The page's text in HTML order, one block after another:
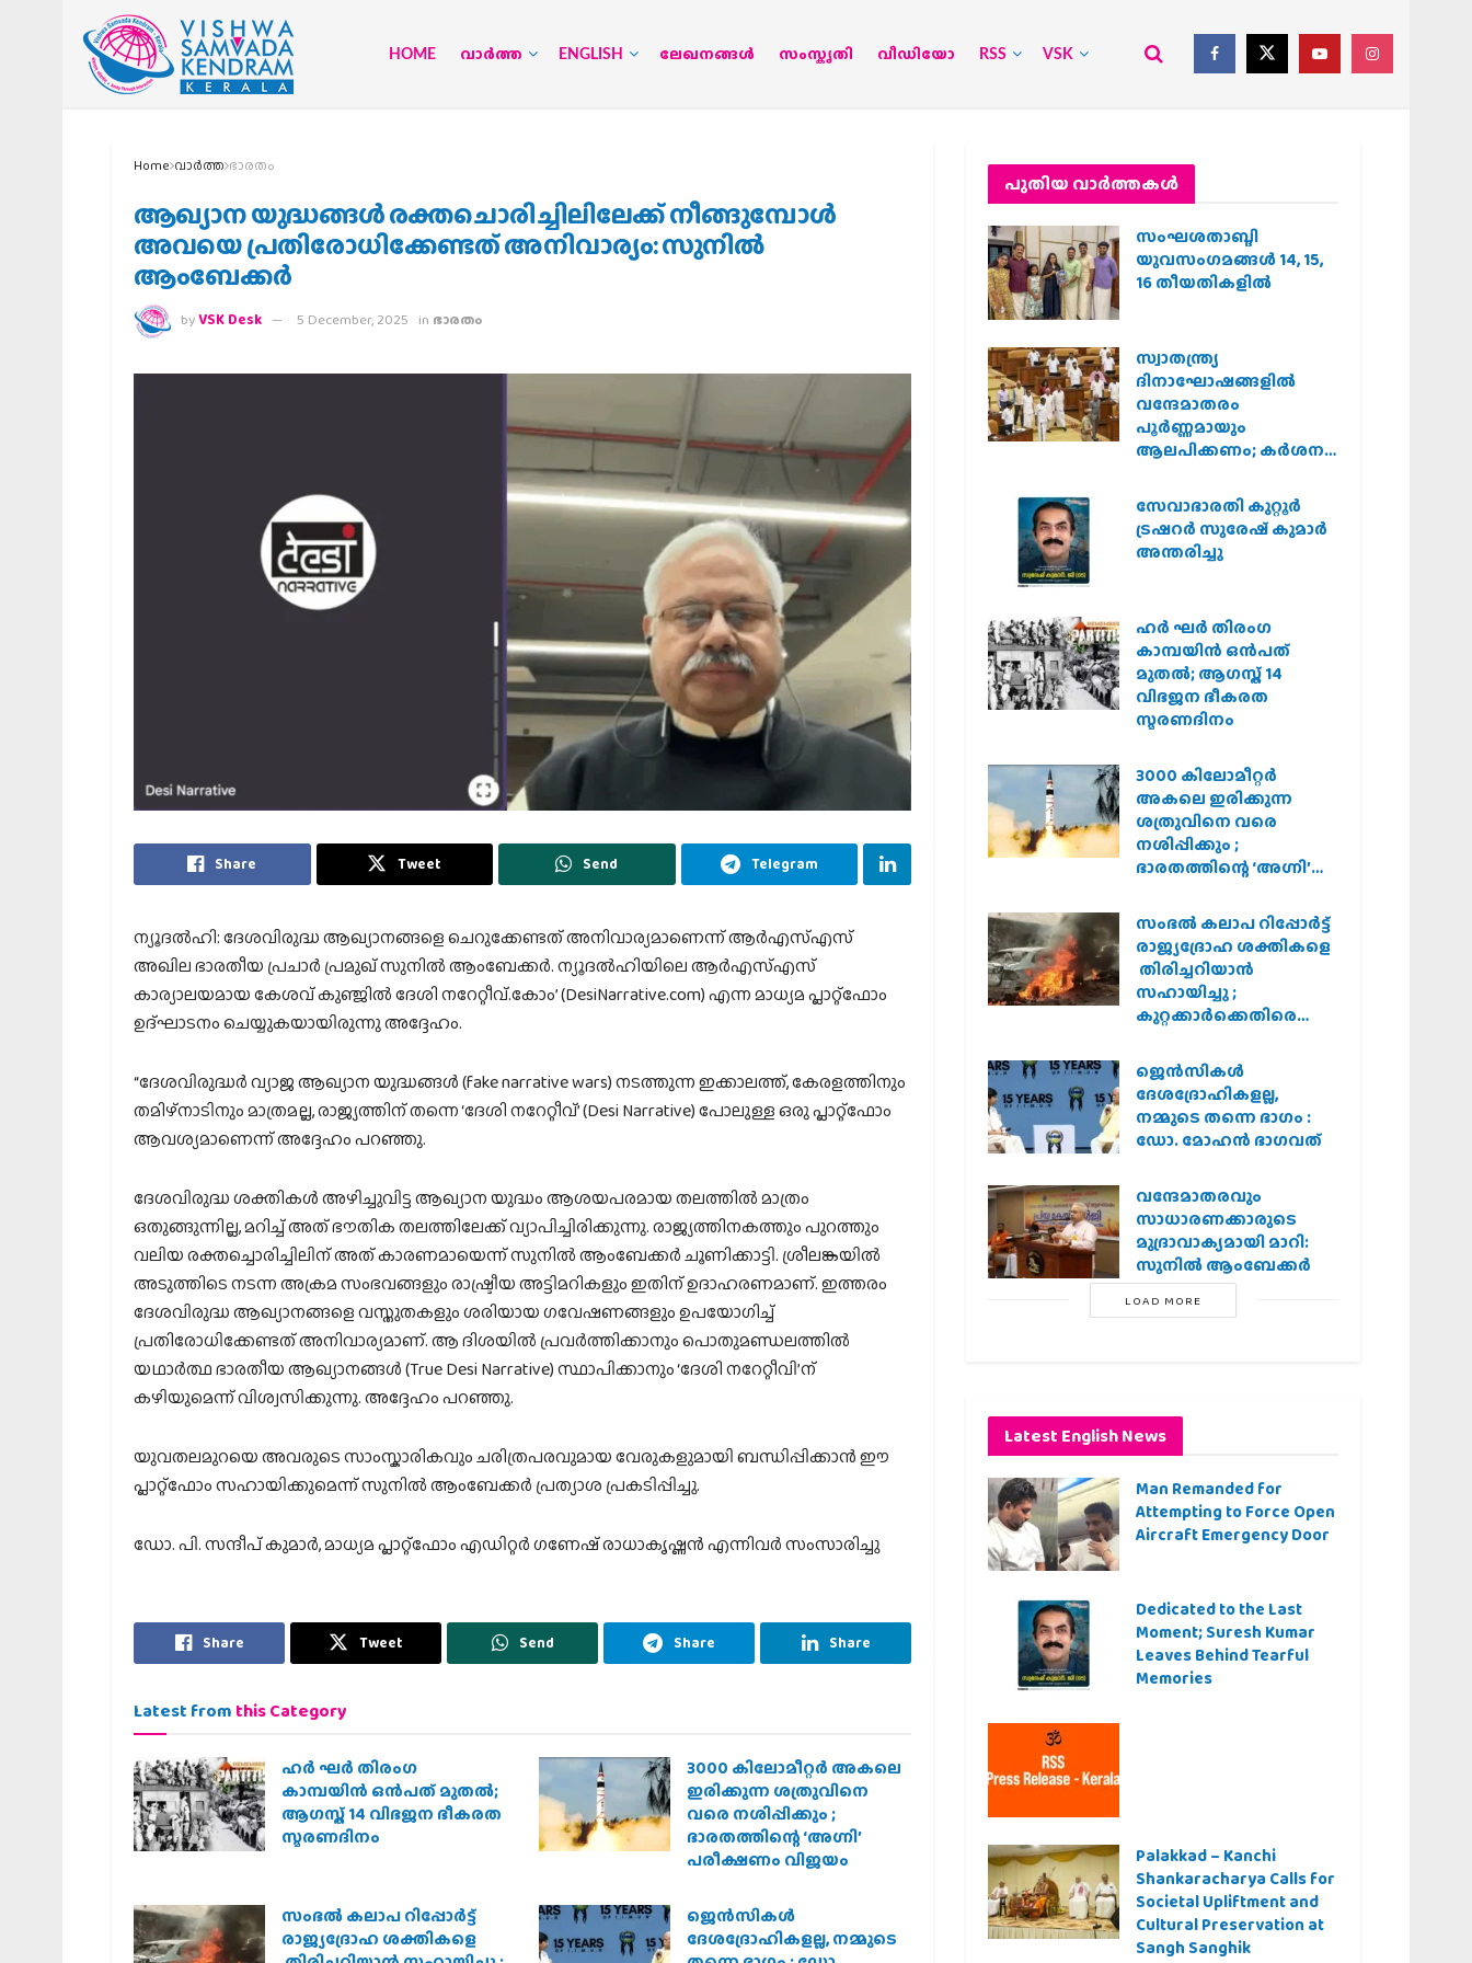
HOME വാര്‍ത്ത ENGLISH ലേഖനങ്ങള്‍ സംസ്കൃതി വീഡിയോ RSS VSK
Home വാര്‍ത്ത ഭാരതം
ആഖ്യാന യുദ്ധങ്ങൾ രക്തചൊരിച്ചിലിലേക്ക് നീങ്ങുമ്പോൾ
അവയെ പ്രതിരോധിക്കേണ്ടത് അനിവാര്യം: സുനിൽ
ആംബേക്കർ
byVSK Desk 5 December, 2025 in ഭാരതം
Share Tweet Send Telegram
ന്യൂദൽഹി: ദേശവിരുദ്ധ ആഖ്യാനങ്ങളെ ചെറുക്കേണ്ടത് അനിവാര്യമാണെന്ന് ആർഎസ്എസ്
അഖില ഭാരതീയ പ്രചാർ പ്രമുഖ് സുനിൽ ആംബേക്കർ. ന്യൂദൽഹിയിലെ ആർഎസ്എസ്
കാര്യാലയമായ കേശവ് കുഞ്ജിൽ ദേശി നറേറ്റീവ്.കോം’ (DesiNarrative.com) എന്ന മാധ്യമ പ്ലാറ്റ്‌ഫോം
ഉദ്ഘാടനം ചെയ്യുകയായിരുന്നു അദ്ദേഹം.
“ദേശവിരുദ്ധർ വ്യാജ ആഖ്യാന യുദ്ധങ്ങൾ (fake narrative wars) നടത്തുന്ന ഇക്കാലത്ത്, കേരളത്തിനും
തമിഴ്‌നാടിനും മാത്രമല്ല, രാജ്യത്തിന് തന്നെ ‘ദേശി നറേറ്റീവ്’ (Desi Narrative) പോലുള്ള ഒരു പ്ലാറ്റ്‌ഫോം
ആവശ്യമാണെന്ന് അദ്ദേഹം പറഞ്ഞു.
ദേശവിരുദ്ധ ശക്തികൾ അഴിച്ചുവിട്ട ആഖ്യാന യുദ്ധം ആശയപരമായ തലത്തിൽ മാത്രം
ഒതുങ്ങുന്നില്ല, മറിച്ച് അത് ഭൗതിക തലത്തിലേക്ക് വ്യാപിച്ചിരിക്കുന്നു. രാജ്യത്തിനകത്തും പുറത്തും
വലിയ രക്തച്ചൊരിച്ചിലിന് അത് കാരണമായെന്ന് സുനിൽ ആംബേക്കർ ചൂണിക്കാട്ടി. ശ്രീലങ്കയിൽ
അടുത്തിടെ നടന്ന അക്രമ സംഭവങ്ങളും രാഷ്ട്രീയ അട്ടിമറികളും ഇതിന് ഉദാഹരണമാണ്. ഇത്തരം
ദേശവിരുദ്ധ ആഖ്യാനങ്ങളെ വസ്തുതകളും ശരിയായ ഗവേഷണങ്ങളും ഉപയോഗിച്ച്
പ്രതിരോധിക്കേണ്ടത് അനിവാര്യമാണ്. ആ ദിശയിൽ പ്രവർത്തിക്കാനും പൊതുമണ്ഡലത്തിൽ
യഥാർത്ഥ ഭാരതീയ ആഖ്യാനങ്ങൾ (True Desi Narrative) സ്ഥാപിക്കാനും ‘ദേശി നറേറ്റീവി’ന്
കഴിയുമെന്ന് വിശ്വസിക്കുന്നു. അദ്ദേഹം പറഞ്ഞു.
യുവതലമുറയെ അവരുടെ സാംസ്കാരികവും ചരിത്രപരവുമായ വേരുകളുമായി ബന്ധിപ്പിക്കാൻ ഈ
പ്ലാറ്റ്‌ഫോം സഹായിക്കുമെന്ന് സുനിൽ ആംബേക്കർ പ്രത്യാശ പ്രകടിപ്പിച്ചു.
ഡോ. പി. സന്ദീപ് കുമാർ, മാധ്യമ പ്ലാറ്റ്‌ഫോം എഡിറ്റർ ഗണേഷ് രാധാകൃഷ്ണൻ എന്നിവർ സംസാരിച്ചു
Share Tweet Send Share Share
Latest from this Category
ഹര്‍ ഘര്‍ തിരംഗ
കാമ്പയിന്‍ ഒന്‍പത് മുതല്‍;
ആഗസ്ത് 14 വിഭജന ഭീകരത
സ്മരണദിനം
3000 കിലോമീറ്റർ അകലെ
ഇരിക്കുന്ന ശത്രുവിനെ
വരെ നശിപ്പിക്കും ;
ഭാരതത്തിന്റെ ‘അഗ്നി’
പരീക്ഷണം വിജയം
സംഭൽ കലാപ റിപ്പോർട്ട്
രാജ്യദ്രോഹ ശക്തികളെ
ജെന്‍സികള്‍
ദേശദ്രോഹികളല്ല, നമ്മുടെ
പുതിയ വാര്‍ത്തകള്‍
സംഘശതാബ്ദി
യുവസംഗമങ്ങള്‍ 14, 15,
16 തീയതികളില്‍
സ്വാതന്ത്ര്യ
ദിനാഘോഷങ്ങളിൽ
വന്ദേമാതരം
പൂർണ്ണമായും
ആലപിക്കണം; കർശന
സർക്കാർ
സേവാഭാരതി കുറ്റൂർ
ട്രഷറർ സുരേഷ് കുമാർ
അന്തരിച്ചു
ഹര്‍ ഘര്‍ തിരംഗ
കാമ്പയിന്‍ ഒന്‍പത്
മുതല്‍; ആഗസ്ത് 14
വിഭജന ഭീകരത
സ്മരണദിനം
3000 കിലോമീറ്റർ
അകലെ ഇരിക്കുന്ന
ശത്രുവിനെ വരെ
നശിപ്പിക്കും ;
ഭാരതത്തിന്റെ ‘അഗ്നി’
സംഭൽ കലാപ റിപ്പോർട്ട്
രാജ്യദ്രോഹ ശക്തികളെ
തിരിച്ചറിയാൻ
സഹായിച്ചു ;
കുറ്റക്കാർക്കെതിരെ
വേണമെന്ന് വിശ്വഹിന്ദു
പരിഷത്ത്
ജെന്‍സികള്‍
ദേശദ്രോഹികളല്ല,
നമ്മുടെ തന്നെ ഭാഗം :
ഡോ. മോഹന്‍ ഭാഗവത്
വന്ദേമാതരവും
സാധാരണക്കാരുടെ
മുദ്രാവാക്യമായി മാറി:
സുനിൽ ആംബേക്കർ
LOAD MORE
Latest English News
Man Remanded for
Attempting to Force Open
Aircraft Emergency Door
Dedicated to the Last
Moment; Suresh Kumar
Leaves Behind Tearful
Memories
Palakkad – Kanchi
Shankaracharya Calls for
Societal Upliftment and
Cultural Preservation at
Sangh Sanghik